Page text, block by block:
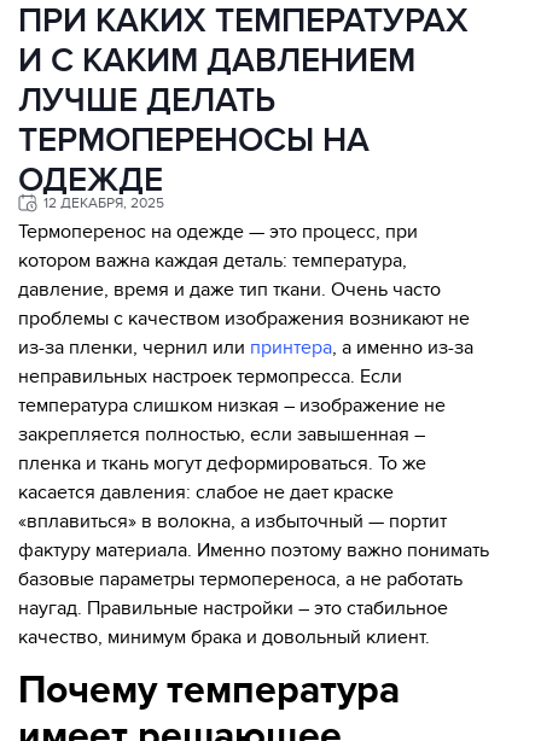
ПРИ КАКИХ ТЕМПЕРАТУРАХ
И С КАКИМ ДАВЛЕНИЕМ
ЛУЧШЕ ДЕЛАТЬ
ТЕРМОПЕРЕНОСЫ НА
ОДЕЖДЕ
12 ДЕКАБРЯ, 2025
Термоперенос на одежде — это процесс, при
котором важна каждая деталь: температура,
давление, время и даже тип ткани. Очень часто
проблемы с качеством изображения возникают не
из-за пленки, чернил или принтера, а именно из-за
неправильных настроек термопресса. Если
температура слишком низкая – изображение не
закрепляется полностью, если завышенная –
пленка и ткань могут деформироваться. То же
касается давления: слабое не дает краске
«вплавиться» в волокна, а избыточный — портит
фактуру материала. Именно поэтому важно понимать
базовые параметры термопереноса, а не работать
наугад. Правильные настройки – это стабильное
качество, минимум брака и довольный клиент.
Почему температура